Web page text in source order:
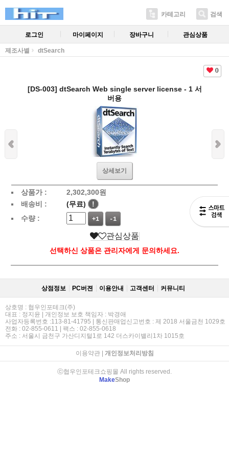
카테고리 검색
로그인 마이페이지 장바구니 관심상품
제조사별 dtSearch
0
[DS-003] dtSearch Web single server license - 1 서
버용
상세보기
상품가 : 2,302,300원
배송비 :
(무료)
!
수량 :
+1 -1
관심상품
선택하신 상품은 관리자에게 문의하세요.
상점정보 PC버젼 이용안내 고객센터 커뮤니티
상호명 : 협우인포테크(주)
대표 : 정지윤 | 개인정보 보호 책임자 : 박경애
사업자등록번호 :113-81-41795 | 통신판매업신고번호 : 제 2018 서울금천 1029호
전화 : 02-855-0611 | 팩스 : 02-855-0618
주소 : 서울시 금천구 가산디지털1로 142 더스카이밸리1차 1015호
이용약관| 개인정보처리방침
ⓒ협우인포테크쇼핑몰 All rights reserved.
MakeShop